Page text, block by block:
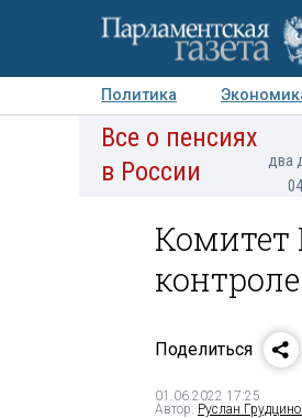
Политика
Авторы Персоны
Все о пенсиях
в России
два
Комитет
Поделиться
01.06.2022 17:25
Автор: Руслан